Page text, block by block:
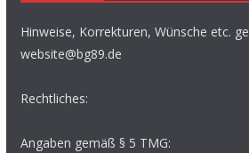
Hinweise, Korrekturen, Wünsche etc.
website@bg89.de
Rechtliches:
Angaben gemäß § 5 TMG: